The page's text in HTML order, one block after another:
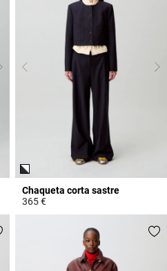
Chaqueta corta sastre
365 €
3,2 out of 5 Customer Rating